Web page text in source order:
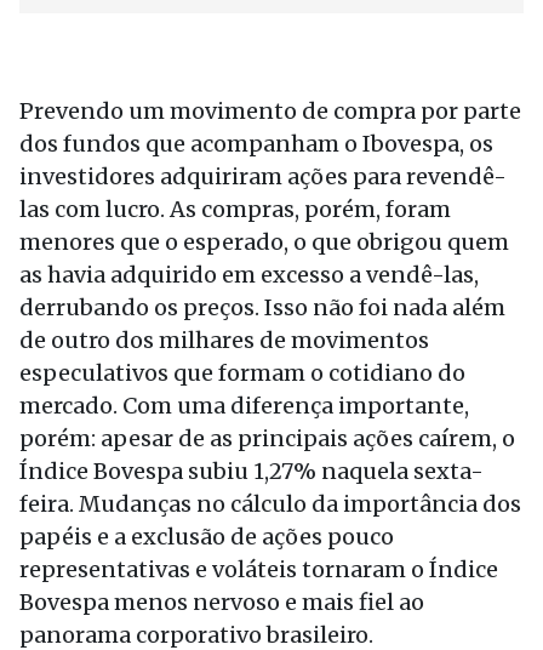
Prevendo um movimento de compra por parte
dos fundos que acompanham o Ibovespa, os
investidores adquiriram ações para revendê-
las com lucro. As compras, porém, foram
menores que o esperado, o que obrigou quem
as havia adquirido em excesso a vendê-las,
derrubando os preços. Isso não foi nada além
de outro dos milhares de movimentos
especulativos que formam o cotidiano do
mercado. Com uma diferença importante,
porém: apesar de as principais ações caírem, o
Índice Bovespa subiu 1,27% naquela sexta-
feira. Mudanças no cálculo da importância dos
papéis e a exclusão de ações pouco
representativas e voláteis tornaram o Índice
Bovespa menos nervoso e mais fiel ao
panorama corporativo brasileiro.